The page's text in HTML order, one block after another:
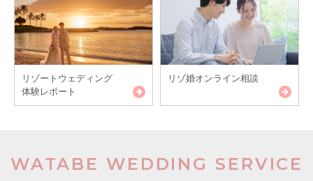
リゾートウェディング
体験レポート
リゾ婚オンライン相談
WATABE WEDDING SERVICE